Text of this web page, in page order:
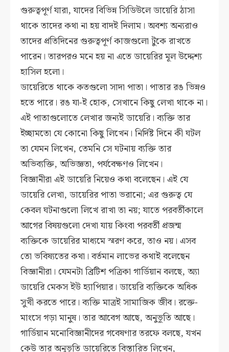
গুরুত্বপূর্ণ যারা, যাদের বিভিন্ন সিডিউলে ডায়েরি ঠাসা
থাকে তাদের কথা না হয় বাদই দিলাম। অবশ্য অন্যরাও
তাদের প্রতিদিনের গুরুত্বপূর্ণ কাজগুলো টুকে রাখতে
পারেন। তারপরও মনে হয় না এতে ডায়েরির মূল উদ্দেশ্য
হাসিল হলো।
ডায়েরিতে থাকে কতগুলো সাদা পাতা। পাতার রঙ ভিন্নও
হতে পারে। রঙ যা-ই হোক, সেখানে কিছু লেখা থাকে না।
এই পাতাগুলোতে লেখার জন্যই ডায়েরি। ব্যক্তি তার
ইচ্ছামতো যে কোনো কিছু লিখেন। নির্দিষ্ট দিনে কী ঘটল
তা যেমন লিখেন, তেমনি সে ঘটনায় ব্যক্তি তার
অভিব্যক্তি, অভিজ্ঞতা, পর্যবেক্ষণও লিখেন।
বিজ্ঞানীরা এই ডায়েরি নিয়েও কথা বলেছেন। এই যে
ডায়েরি লেখা, ডায়েরির পাতা ভরানো; এর গুরুত্ব যে
কেবল ঘটনাগুলো লিখে রাখা তা নয়; যাতে পরবর্তীকালে
আগের বিষয়গুলো দেখা যায় কিংবা পরবর্তী প্রজন্ম
ব্যক্তিকে ডায়েরির মাধ্যমে স্মরণ করে, তাও নয়। এসব
তো ভবিষ্যতের কথা। বর্তমান লাভের কথাই বলেছেন
বিজ্ঞানীরা। যেমনটা ব্রিটিশ পত্রিকা গার্ডিয়ান বলছে, অ্যা
ডায়েরি মেকস ইউ হ্যাপিয়ার। ডায়েরি ব্যক্তিকে অধিক
সুখী করতে পারে। ব্যক্তি মাত্রই সামাজিক জীব। রক্তে-
মাংসে গড়া মানুষ। তার আবেগ আছে, অনুভূতি আছে।
গার্ডিয়ান মনোবিজ্ঞানীদের গবেষণার তরফে বলছে, যখন
কেউ তার অনুভূতি ডায়েরিতে বিস্তারিত লিখেন,